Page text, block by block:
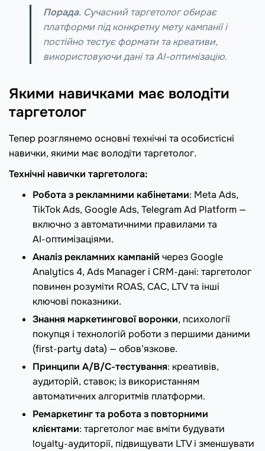
Порада. Сучасний таргетолог обирає
платформи під конкретну мету кампанії і
постійно тестує формати та креативи,
використовуючи дані та AI-оптимізацію.
Якими навичками має володіти
таргетолог
Тепер розглянемо основні технічні та особистісні
навички, якими має володіти таргетолог.
Технічні навички таргетолога:
Робота з рекламними кабінетами: Meta Ads,
TikTok Ads, Google Ads, Telegram Ad Platform —
включно з автоматичними правилами та
AI‑оптимізаціями.
Аналіз рекламних кампаній через Google
Analytics 4, Ads Manager і CRM‑дані: таргетолог
повинен розуміти ROAS, CAC, LTV та інші
ключові показники.
Знання маркетингової воронки, психології
покупця і технологій роботи з першими даними
(first‑party data) — обов’язкове.
Принципи A/B/C‑тестування: креативів,
аудиторій, ставок; із використанням
автоматичних алгоритмів платформи.
Ремаркетинг та робота з повторними
клієнтами: таргетолог має вміти будувати
loyalty‑аудиторії, підвищувати LTV і зменшувати